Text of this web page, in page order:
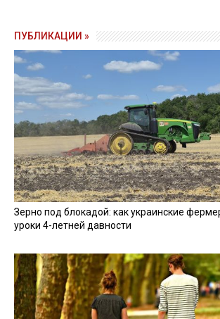
ПУБЛИКАЦИИ »
Зерно под блокадой: как украинские
уроки 4-летней давности